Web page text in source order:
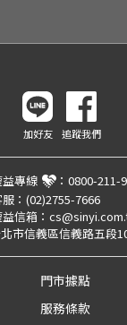
加好友 追蹤我們
專線 ： 0800-211-
： (02)2755-7666
信箱：
市信義區信義路五段
門市據點
服務條款